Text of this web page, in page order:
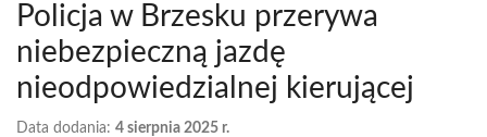
Policja w Brzesku przerywa
niebezpieczną jazdę
nieodpowiedzialnej kierującej
Data dodania: 4 sierpnia 2025 r.